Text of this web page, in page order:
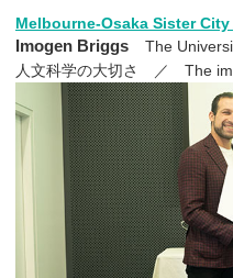
Melbourne-Osaka Sister City
Imogen Briggs
The
人文科学の大切さ ／ The